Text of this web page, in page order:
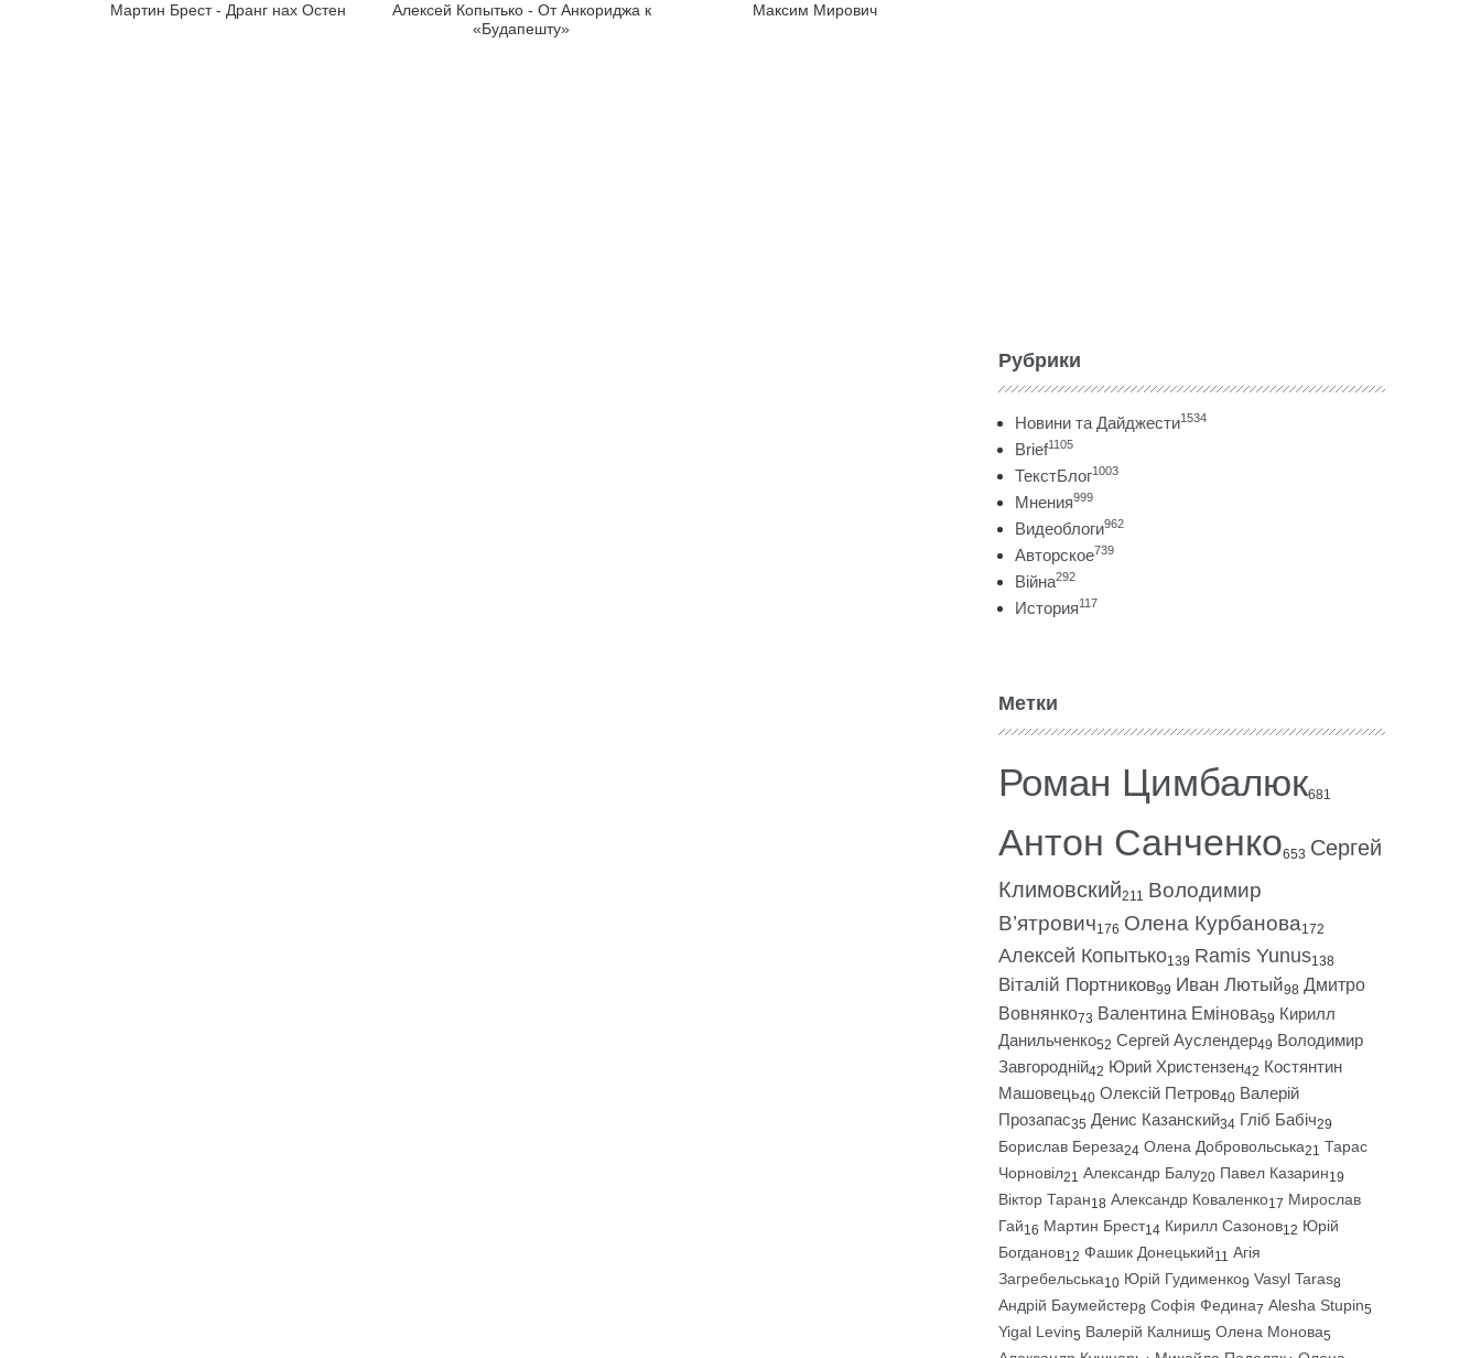
Мартин Брест - Дранг нах Остен
Алексей Копытько - От Анкориджа к
«Будапешту»
Максим Мирович
Рубрики
Новини та Дайджести1534
Brief1105
ТекстБлог1003
Мнения999
Видеоблоги962
Авторское739
Війна292
История117
Метки
Роман Цимбалюк681
Антон Санченко653 Сергей
Климовский211 Володимир
В’ятрович176 Олена Курбанова172
Алексей Копытько139 Ramis Yunus138
Віталій Портников99 Иван Лютый98 Дмитро
Вовнянко73 Валентина Емінова59 Кирилл
Данильченко52 Сергей Ауслендер49 Володимир
Завгородній42 Юрий Христензен42 Костянтин
Машовець40 Олексій Петров40 Валерій
Прозапас35 Денис Казанский34 Гліб Бабіч29
Борислав Береза24 Олена Добровольська21 Тарас
Чорновіл21 Александр Балу20 Павел Казарин19
Віктор Таран18 Александр Коваленко17 Мирослав
Гай16 Мартин Брест14 Кирилл Сазонов12 Юрій
Богданов12 Фашик Донецький11 Агія
Загребельська10 Юрій Гудименко9 Vasyl Taras8
Андрій Баумейстер8 Софія Федина7 Alesha Stupin5
Yigal Levin5 Валерій Калниш5 Олена Монова5